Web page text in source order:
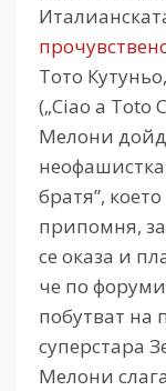
Тото
(„Ciao a Toto
Мелони
братя”,
припомня,
се оказа и
че по
побутват на
суперстара
Мелони